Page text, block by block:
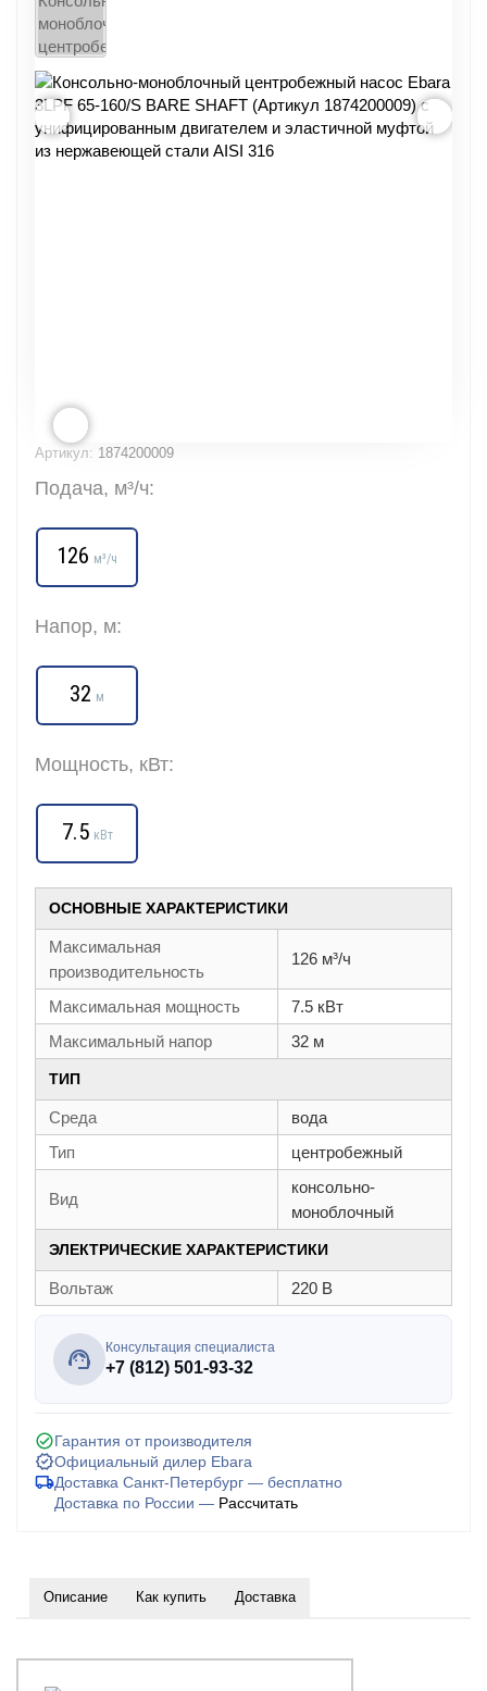
Артикул: 1874200009
Подача, м³/ч:
126 м³/ч
Напор, м:
32 м
Мощность, кВт:
7.5 кВт
ОСНОВНЫЕ ХАРАКТЕРИСТИКИ
Максимальная
производительность
126 м³/ч
Максимальная мощность
7.5 кВт
Максимальный напор
32 м
ТИП
Среда
вода
Тип
центробежный
Вид
консольно-
моноблочный
ЭЛЕКТРИЧЕСКИЕ ХАРАКТЕРИСТИКИ
Вольтаж 220 В
Консультация специалиста
+7 (812) 501-93-32
Гарантия от производителя
Официальный дилер Ebara
Доставка Санкт-Петербург — бесплатно
Доставка по России — Рассчитать
Описание Как купить Доставка